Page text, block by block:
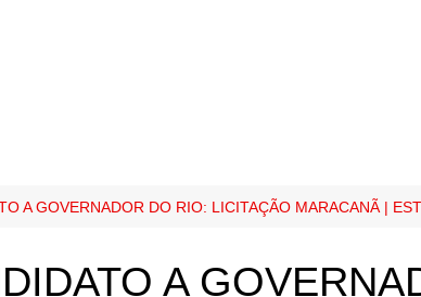
A GOVERNADOR DO RIO: LICITAÇÃO MARACANÃ |
A